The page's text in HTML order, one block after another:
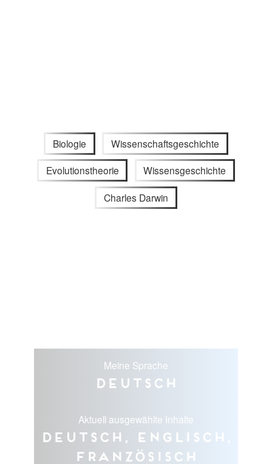
Biologie Wissenschaftsgeschichte
Evolutionstheorie Wissensgeschichte
Charles Darwin
Meine Sprache
Deutsch
Aktuell ausgewählte Inhalte
Deutsch, Englisch,
Französisch